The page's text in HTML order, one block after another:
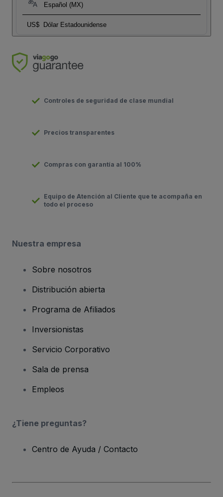
Español (MX)
US$ Dólar Estadounidense
Controles de seguridad de clase mundial
Precios transparentes
Compras con garantía al 100%
Equipo de Atención al Cliente que te acompaña en
todo el proceso
Nuestra empresa
Sobre nosotros
Distribución abierta
Programa de Afiliados
Inversionistas
Servicio Corporativo
Sala de prensa
Empleos
¿Tiene preguntas?
Centro de Ayuda / Contacto